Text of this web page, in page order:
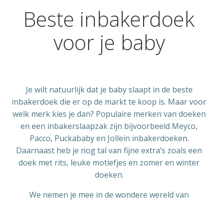
Beste inbakerdoek
voor je baby
Je wilt natuurlijk dat je baby slaapt in de beste
inbakerdoek die er op de markt te koop is. Maar voor
welk merk kies je dan? Populaire merken van doeken
en een inbakerslaapzak zijn bijvoorbeeld Meyco,
Pacco, Puckababy en Jollein inbakerdoeken.
Daarnaast heb je nog tal van fijne extra’s zoals een
doek met rits, leuke motiefjes en zomer en winter
doeken.
We nemen je mee in de wondere wereld van